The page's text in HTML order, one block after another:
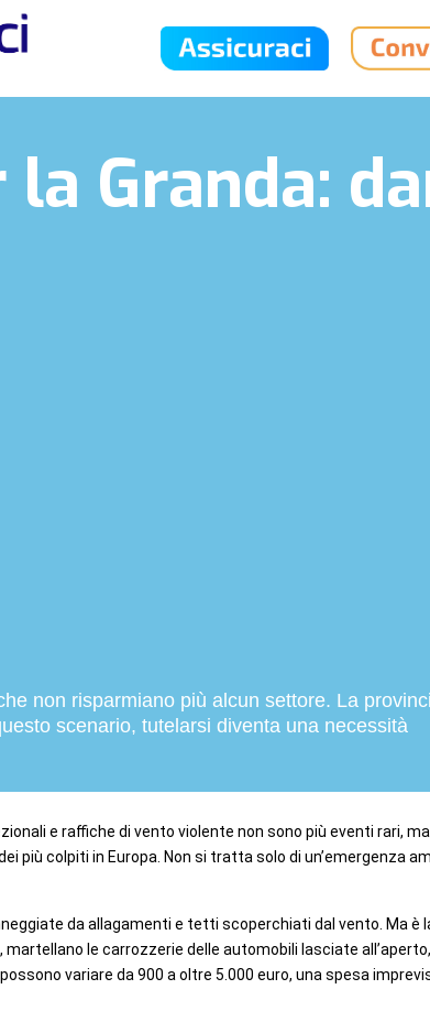
Granda:
non risparmiano più alcun settore. La
scenario, tutelarsi diventa una necessità
e raffiche di vento violente non sono più eventi rari,
più colpiti in Europa. Non si tratta solo di un’emergenza
da allagamenti e tetti scoperchiati dal vento. Ma è
le carrozzerie delle automobili lasciate
variare da 900 a oltre 5.000 euro, una spesa